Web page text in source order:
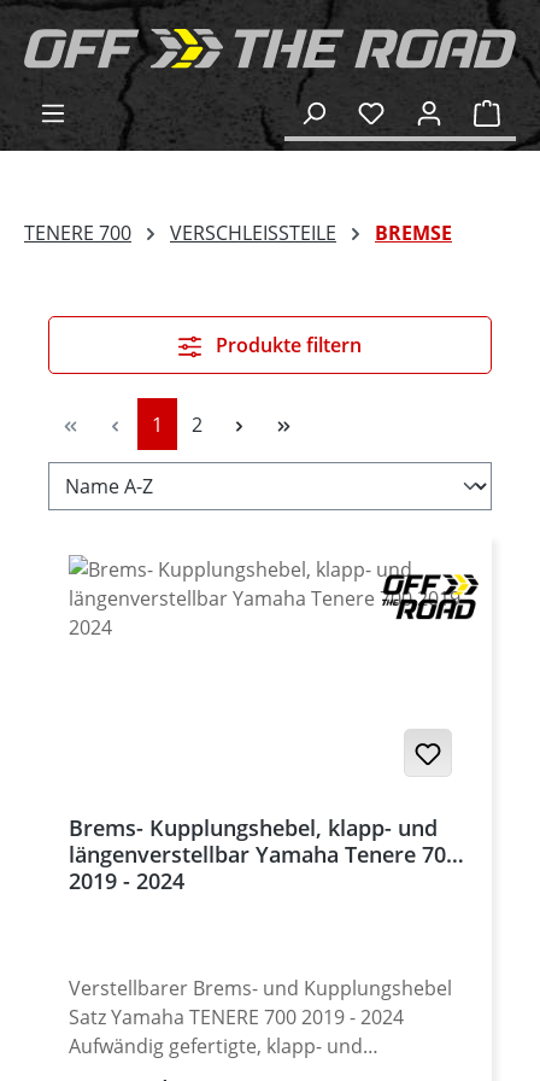
springen
TENERE 700 VERSCHLEISSTEILE BREMSE
Produkte filtern
Seite
1 Seite
2
Brems- Kupplungshebel, klapp- und
längenverstellbar Yamaha Tenere 700
2019 - 2024
Verstellbarer Brems- und Kupplungshebel
Satz Yamaha TENERE 700 2019 - 2024
Aufwändig gefertigte, klapp- und
längenverstellbare Brems- und